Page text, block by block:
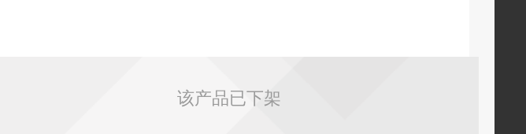
该产品已下架